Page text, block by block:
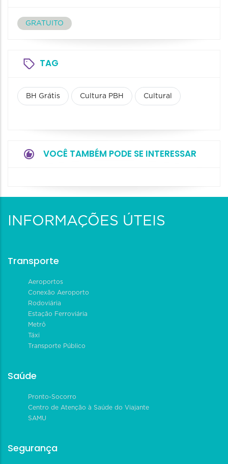
GRATUITO
TAG
BH Grátis Cultura PBH Cultural
VOCÊ TAMBÉM PODE SE INTERESSAR
INFORMAÇÕES ÚTEIS
Transporte
Aeroportos
Conexão Aeroporto
Rodoviária
Estação Ferroviária
Metrô
Táxi
Transporte Público
Saúde
Pronto-Socorro
Centro de Atenção à Saúde do Viajante
SAMU
Segurança